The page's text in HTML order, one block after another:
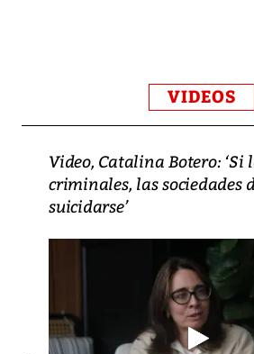
VIDEOS
Video, Catalina Botero: ‘Si
criminales, las sociedades
suicidarse’